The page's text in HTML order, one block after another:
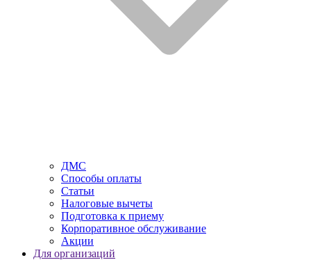
ДМС
Способы оплаты
Статьи
Налоговые вычеты
Подготовка к приему
Корпоративное обслуживание
Акции
Для организаций